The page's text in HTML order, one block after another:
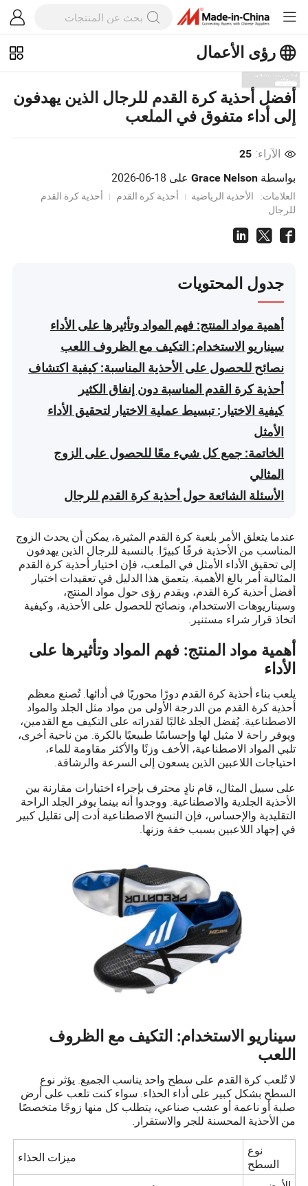
رؤى الأعمال
استكشف المزيد من المقالات الشهيرة
على رؤى الأعمال!
عرض المزيد
أفضل أحذية كرة القدم للرجال الذين يهدفون
إلى أداء متفوق في الملعب
الآراء: 25
بواسطةGrace Nelson على 2026-06-18
العلامات: الأحذية الرياضية أحذية كرة القدم
أحذية كرة القدم
للرجال
جدول المحتويات
أهمية مواد المنتج: فهم المواد وتأثيرها على الأداء
سيناريو الاستخدام: التكيف مع الظروف اللعب
نصائح للحصول على الأحذية المناسبة: كيفية اكتشاف
أحذية كرة القدم المناسبة دون إنفاق الكثير
كيفية الاختيار: تبسيط عملية الاختيار لتحقيق الأداء
الأمثل
الخاتمة: جمع كل شيء معًا للحصول على الزوج
المثالي
الأسئلة الشائعة حول أحذية كرة القدم للرجال
عندما يتعلق الأمر بلعبة كرة القدم المثيرة، يمكن أن يحدث الزوج
المناسب من الأحذية فرقًا كبيرًا. بالنسبة للرجال الذين يهدفون
إلى تحقيق الأداء الأمثل في الملعب، فإن اختيار أحذية كرة القدم
المثالية أمر بالغ الأهمية. يتعمق هذا الدليل في تعقيدات اختيار
أفضل أحذية كرة القدم، ويقدم رؤى حول مواد المنتج،
وسيناريوهات الاستخدام، ونصائح للحصول على الأحذية، وكيفية
اتخاذ قرار شراء مستنير.
أهمية مواد المنتج: فهم المواد وتأثيرها على
الأداء
يلعب بناء أحذية كرة القدم دورًا محوريًا في أدائها. تُصنع معظم
أحذية كرة القدم من الدرجة الأولى من مواد مثل الجلد والمواد
الاصطناعية. يُفضل الجلد غالبًا لقدراته على التكيف مع القدمين،
ويوفر راحة لا مثيل لها وإحساسًا طبيعيًا بالكرة. من ناحية أخرى،
تلبي المواد الاصطناعية، الأخف وزنًا والأكثر مقاومة للماء،
احتياجات اللاعبين الذين يسعون إلى السرعة والرشاقة.
على سبيل المثال، قام نادٍ محترف بإجراء اختبارات مقارنة بين
الأحذية الجلدية والاصطناعية. ووجدوا أنه بينما يوفر الجلد الراحة
التقليدية والإحساس، فإن النسخ الاصطناعية أدت إلى تقليل كبير
في إجهاد اللاعبين بسبب خفة وزنها.
سيناريو الاستخدام: التكيف مع الظروف
اللعب
لا تُلعب كرة القدم على سطح واحد يناسب الجميع. يؤثر نوع
السطح بشكل كبير على أداء الحذاء. سواء كنت تلعب على أرض
صلبة أو ناعمة أو عشب صناعي، يتطلب كل منها زوجًا متخصصًا
من الأحذية المحسنة للجر والاستقرار.
نوع
السطح
ميزات الحذاء